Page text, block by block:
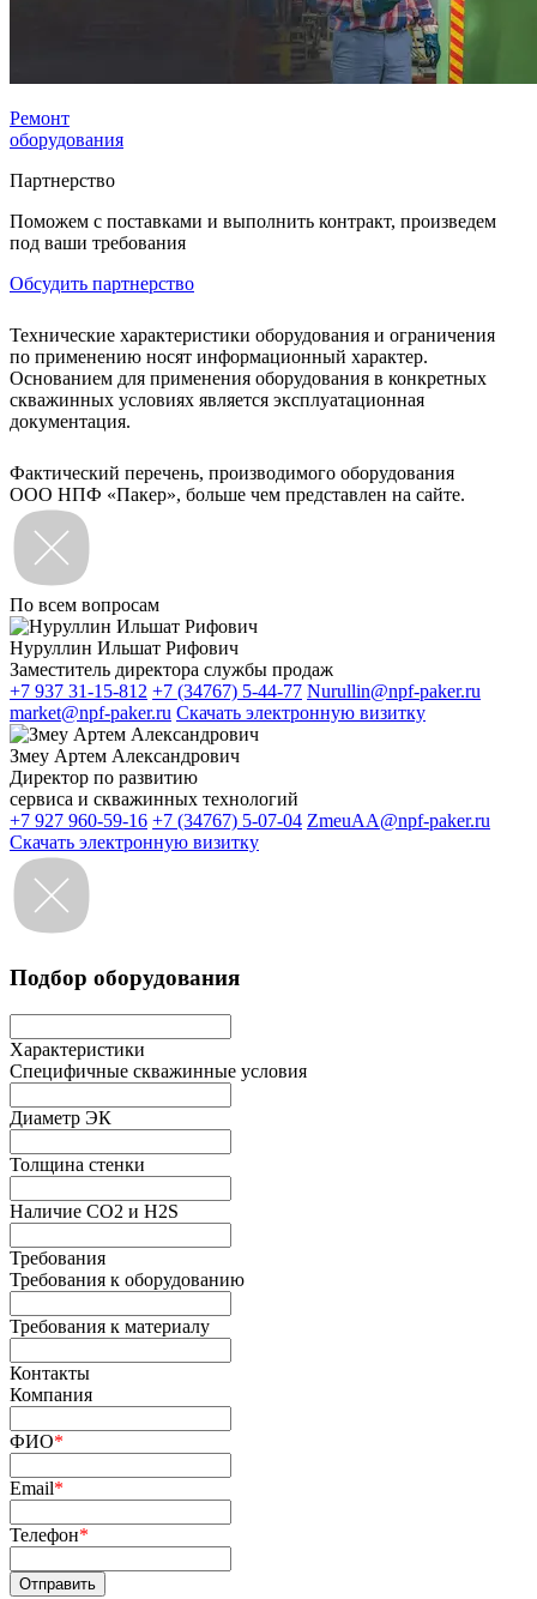
Ремонт
оборудования
Партнерство
Поможем с поставками и выполнить контракт, произведем
под ваши требования
Обсудить партнерство
Технические характеристики оборудования и ограничения
по применению носят информационный характер.
Основанием для применения оборудования в конкретных
скважинных условиях является эксплуатационная
документация.
Фактический перечень, производимого оборудования
ООО НПФ «Пакер», больше чем представлен на сайте.
По всем вопросам
Нуруллин Ильшат Рифович
Заместитель директора службы продаж
+7 937 31-15-812 +7 (34767) 5-44-77 Nurullin@npf-paker.ru
market@npf-paker.ru Скачать электронную визитку
Змеу Артем Александрович
Директор по развитию
сервиса и скважинных технологий
+7 927 960-59-16 +7 (34767) 5-07-04 ZmeuAA@npf-paker.ru
Скачать электронную визитку
Подбор оборудования
Характеристики
Специфичные скважинные условия
Диаметр ЭК
Толщина стенки
Наличие СО2 и H2S
Требования
Требования к оборудованию
Требования к материалу
Контакты
Компания
ФИО*
Email*
Телефон*